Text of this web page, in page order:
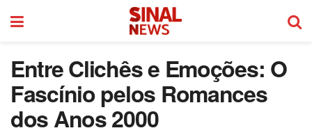
Entre Clichês e Emoções: O
Fascínio pelos Romances
dos Anos 2000